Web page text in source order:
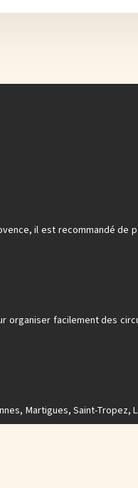
il est recommandé
organiser facilement des
Martigues, Saint-